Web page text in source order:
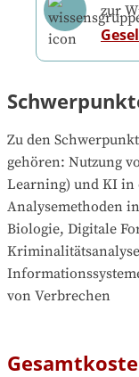
zur
Zu den
gehören: Nutzung
Learning) und KI in
Analysemethoden
Biologie, Digitale
von Verbrechen